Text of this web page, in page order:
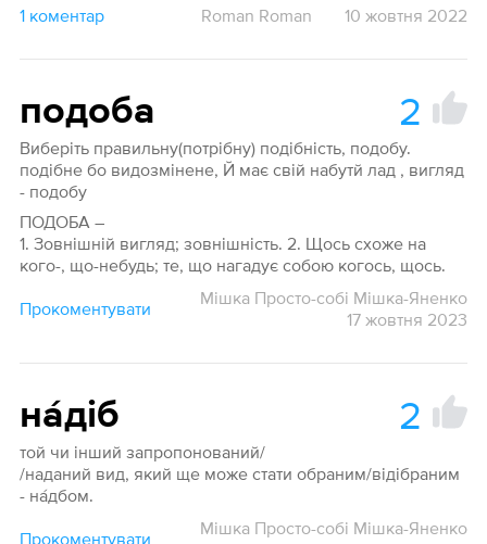
1 коментар
Roman Roman 10 жовтня 2022
подоба 2
Виберіть правильну(потрібну) подібність, подобу.
подібне бо видозмінене, Й має свій набутй лад , вигляд
- подобу
ПОДОБА –
1. Зовнішній вигляд; зовнішність. 2. Щось схоже на
кого-, що-небудь; те, що нагадує собою когось, щось.
Прокоментувати
Мішка Просто-собі Мішка-Яненко
17 жовтня 2023
на́діб 2
той чи інший запропонований/
/наданий вид, який ще може стати обраним/відібраним
- на́дбом.
Прокоментувати
Мішка Просто-собі Мішка-Яненко